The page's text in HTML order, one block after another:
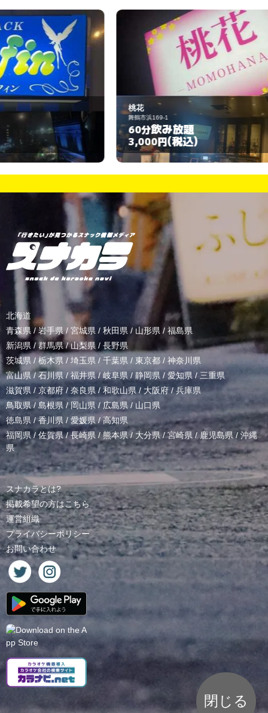
舞鶴市浜169-1
60分飲み放題
3,000円
舞
北海道
青森県 / 岩手県/ 宮城県 / 秋田県 / 山形県/ 福島県
新潟県 /群馬県/山梨県 / 長野県
茨城県 / 栃木県 / 埼玉県 / 千葉県 / 東京都 / 神奈川県
富山県 /石川県/福井県/岐阜県 / 静岡県 / 愛知県 / 三重県
滋賀県 / 京都府 / 奈良県 / 和歌山県/ 大阪府 /兵庫県
鳥取県/ 島根県 /岡山県/ 広島県 / 山口県
徳島県 /香川県 / 愛媛県/高知県
福岡県/佐賀県/長崎県 /熊本県/ 大分県/宮崎県 /鹿児島県 / 沖縄
県
スナカラとは?
掲載希望の方はこちら
運営組織
プライバシーポリシー
お問い合わせ
閉じる